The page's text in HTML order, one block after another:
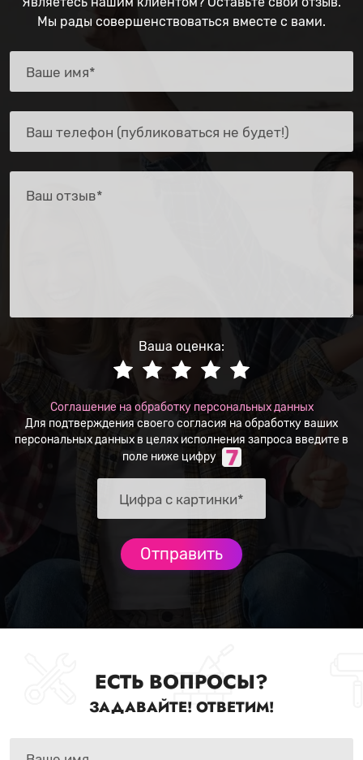
Мы рады совершенствоваться вместе с вами.
Ваша оценка:
Соглашение на обработку персональных данных
Для подтверждения своего согласия на обработку ваших
персональных данных в целях исполнения запроса введите в
поле ниже цифру
ЕСТЬ ВОПРОСЫ?
ЗАДАВАЙТЕ! ОТВЕТИМ!